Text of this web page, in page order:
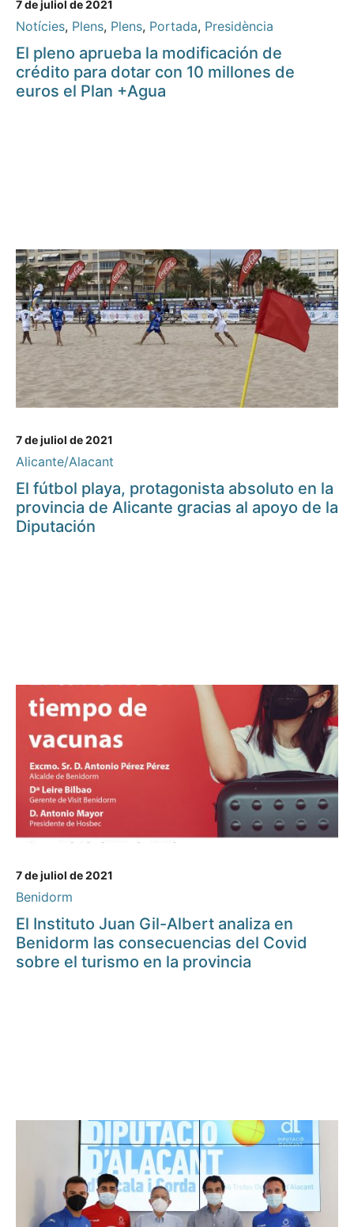
7 de juliol de 2021
Notícies, Plens, Plens, Portada, Presidència
El pleno aprueba la modificación de
crédito para dotar con 10 millones de
euros el Plan +Agua
7 de juliol de 2021
Alicante/Alacant
El fútbol playa, protagonista absoluto en la
provincia de Alicante gracias al apoyo de la
Diputación
7 de juliol de 2021
Benidorm
El Instituto Juan Gil-Albert analiza en
Benidorm las consecuencias del Covid
sobre el turismo en la provincia